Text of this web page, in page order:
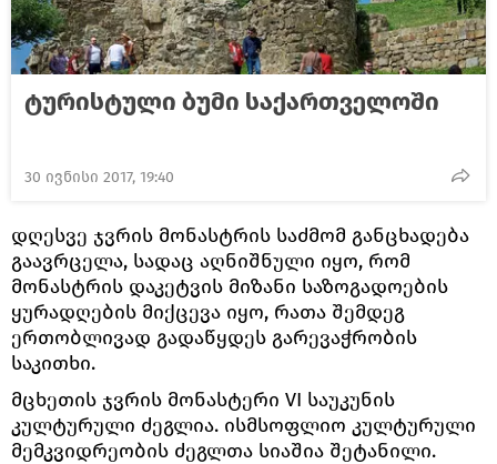
ტურისტული ბუმი საქართველოში
30 ივნისი 2017, 19:40
დღესვე ჯვრის მონასტრის საძმომ განცხადება
გაავრცელა, სადაც აღნიშნული იყო, რომ
მონასტრის დაკეტვის მიზანი საზოგადოების
ყურადღების მიქცევა იყო, რათა შემდეგ
ერთობლივად გადაწყდეს გარევაჭრობის
საკითხი.
მცხეთის ჯვრის მონასტერი VI საუკუნის
კულტურული ძეგლია. ისმსოფლიო კულტურული
მემკვიდრეობის ძეგლთა სიაშია შეტანილი.